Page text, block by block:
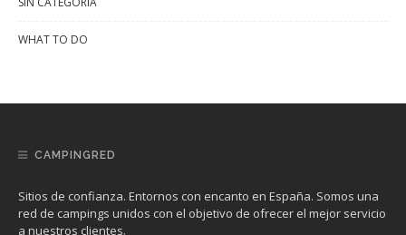
WHAT TO DO
CAMPINGRED
Sitios de confianza. Entornos con encanto en España. Somos una
red de campings unidos con el objetivo de ofrecer el mejor servicio
a nuestros clientes.